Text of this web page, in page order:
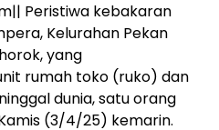
Peristiwa kebakaran
Kelurahan Pekan
yang
rumah toko (ruko) dan
dunia, satu orang
(3/4/25) kemarin.